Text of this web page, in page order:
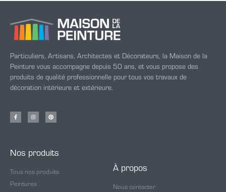
Particuliers, Artisans, Architectes et Décorateurs, la Maison de la
Peinture vous accompagne depuis 50 ans, et vous propose des
produits de qualité professionnelle pour tous vos travaux de
décoration intérieure et extérieure.
Nos produits
Tous nos produits
Peintures
À propos
Nous contacter